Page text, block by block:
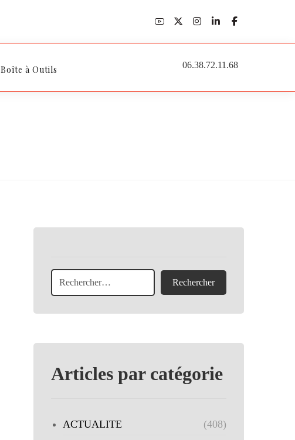
Boîte à Outils 06.38.72.11.68
Articles par catégorie
ACTUALITE (408)